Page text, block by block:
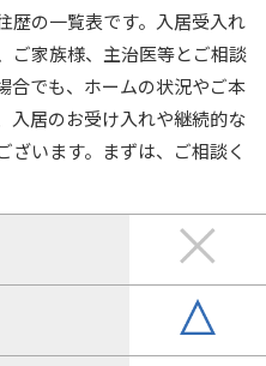
歴の一覧表です。入居受入れ
ご家族様、主治医等とご相談
合でも、ホームの状況やご本
入居のお受け入れや継続的な
ざいます。まずは、ご相談く